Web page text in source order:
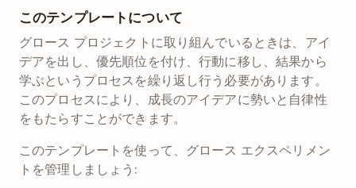
このテンプレートについて
グロース プロジェクトに取り組んでいるときは、アイ
デアを出し、優先順位を付け、行動に移し、結果から
学ぶというプロセスを繰り返し行う必要があります。
このプロセスにより、成長のアイデアに勢いと自律性
をもたらすことができます。
このテンプレートを使って、グロース エクスペリメン
トを管理しましょう: